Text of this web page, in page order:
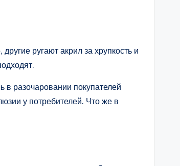
ругают акрил за хрупкость и
в разочаровании покупателей
у потребителей. Что же в